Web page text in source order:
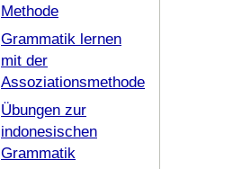
Methode
Grammatik lernen
mit der
Assoziationsmethode
Übungen zur
indonesischen
Grammatik